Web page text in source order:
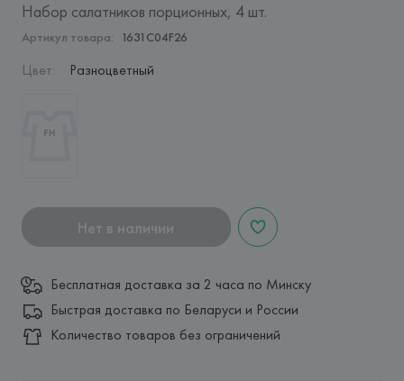
Набор салатников порционных, 4 шт.
Артикул товара: 1631C04F26
Цвет: Разноцветный
Нет в наличии
Бесплатная доставка за 2 часа по Минску
Быстрая доставка по Беларуси и России
Количество товаров без ограничений